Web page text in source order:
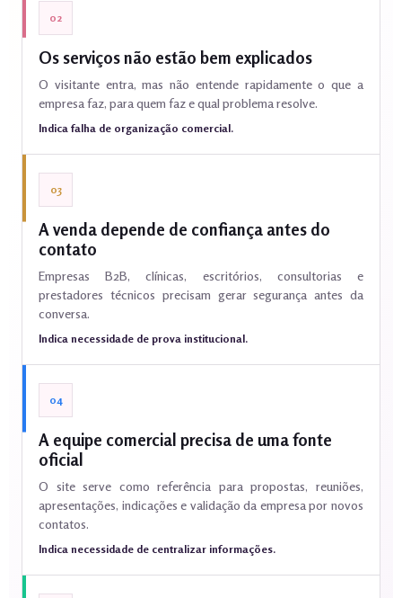
02
Os serviços não estão bem explicados
O visitante entra, mas não entende rapidamente o que a
empresa faz, para quem faz e qual problema resolve.
Indica falha de organização comercial.
03
A venda depende de confiança antes do
contato
Empresas B2B, clínicas, escritórios, consultorias e
prestadores técnicos precisam gerar segurança antes da
conversa.
Indica necessidade de prova institucional.
04
A equipe comercial precisa de uma fonte
oficial
O site serve como referência para propostas, reuniões,
apresentações, indicações e validação da empresa por novos
contatos.
Indica necessidade de centralizar informações.